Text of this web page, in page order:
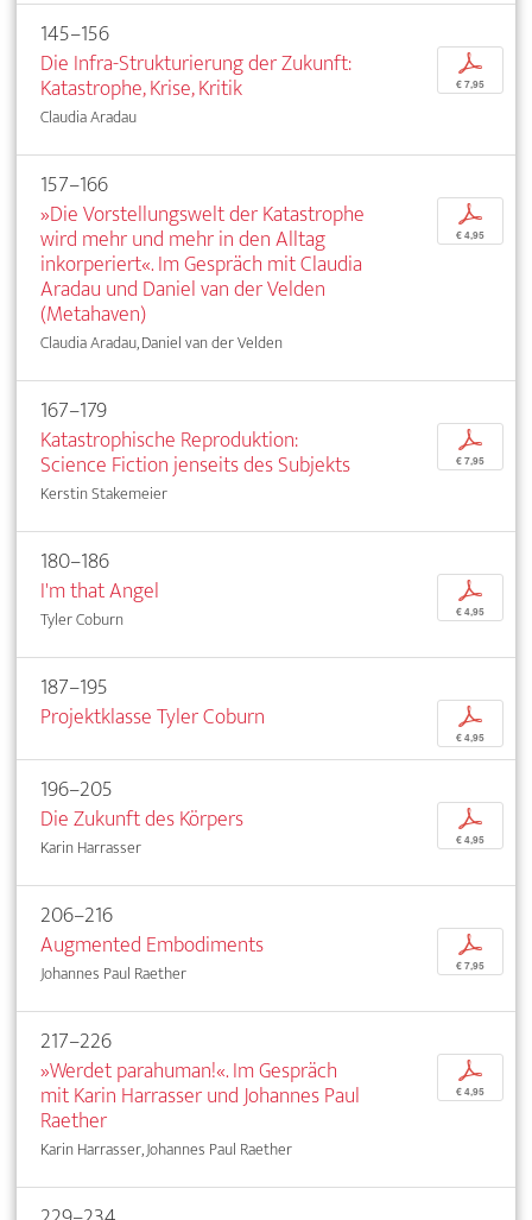
145–156
Die Infra-Strukturierung der Zukunft:
Katastrophe, Krise, Kritik
Claudia Aradau
p
€ 7,95
157–166
»Die Vorstellungswelt der Katastrophe
wird mehr und mehr in den Alltag
inkorperiert«. Im Gespräch mit Claudia
Aradau und Daniel van der Velden
(Metahaven)
Claudia Aradau, Daniel van der Velden
p
€ 4,95
167–179
Katastrophische Reproduktion:
Science Fiction jenseits des Subjekts
Kerstin Stakemeier
p
€ 7,95
180–186
I'm that Angel
Tyler Coburn
p
€ 4,95
187–195
Projektklasse Tyler Coburn
p
€ 4,95
196–205
Die Zukunft des Körpers
Karin Harrasser
p
€ 4,95
206–216
Augmented Embodiments
Johannes Paul Raether
p
€ 7,95
217–226
»Werdet parahuman!«. Im Gespräch
mit Karin Harrasser und Johannes Paul
Raether
Karin Harrasser, Johannes Paul Raether
p
€ 4,95